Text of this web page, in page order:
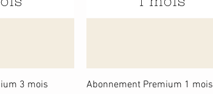
3 mois
Abonnement Premium 1 mois